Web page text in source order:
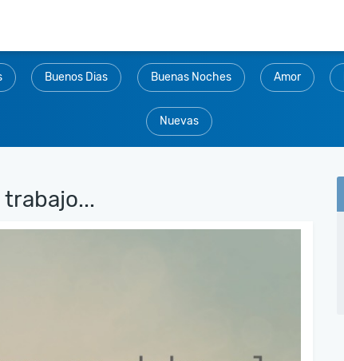
Buenos Dias Buenas Noches Amor
Nuevas